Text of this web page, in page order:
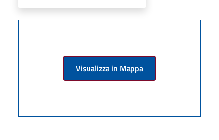
Visualizza in Mappa